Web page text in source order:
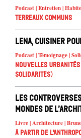
Podcast | Entretien |
Terreaux Communs
Lena, cuisiner
Podcast | Témoignage |
Nouvelles urbanités
solidarités)
Les
mondes de
Livre | Architecture |
À partir de